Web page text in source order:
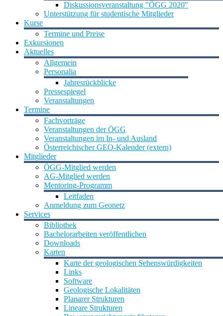
Diskussionsveranstaltung "ÖGG 2020"
Unterstützung für studentische Mitglieder
Kurse
Termine und Preise
Exkursionen
Aktuelles
Allgemein
Personalia
Jahresrückblicke
Pressespiegel
Veranstaltungen
Termine
Fachvorträge
Veranstaltungen der ÖGG
Veranstaltungen im In- und Ausland
Österreichischer GEO-Kalender (extern)
Mitglieder
ÖGG-Mitglied werden
AG-Mitglied werden
Mentoring-Programm
Leitfaden
Anmeldung zum Geonetz
Services
Bibliothek
Bachelorarbeiten veröffentlichen
Downloads
Karten
Karte der geologischen Sehenswürdigkeiten
Links
Software
Geologische Lokalitäten
Planarer Strukturen
Lineare Strukturen